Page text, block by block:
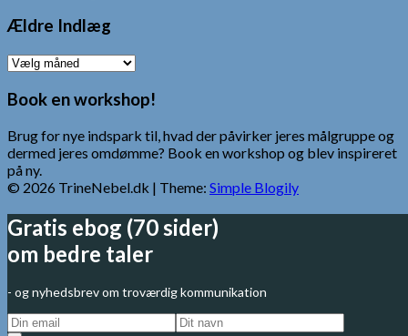
Ældre Indlæg
Ældre
Book en workshop!
Brug for nye indspark til, hvad der påvirker jeres målgruppe og
dermed jeres omdømme? Book en workshop og blev inspireret
på ny.
© 2026 TrineNebel.dk | Theme: Simple Blogily
Gratis ebog (70 sider)
om bedre taler
- og nyhedsbrev om troværdig kommunikation